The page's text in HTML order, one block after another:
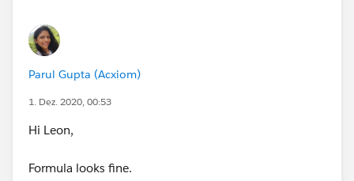
Parul Gupta (Acxiom)
1. Dez. 2020, 00:53
Hi Leon,
Formula looks fine.